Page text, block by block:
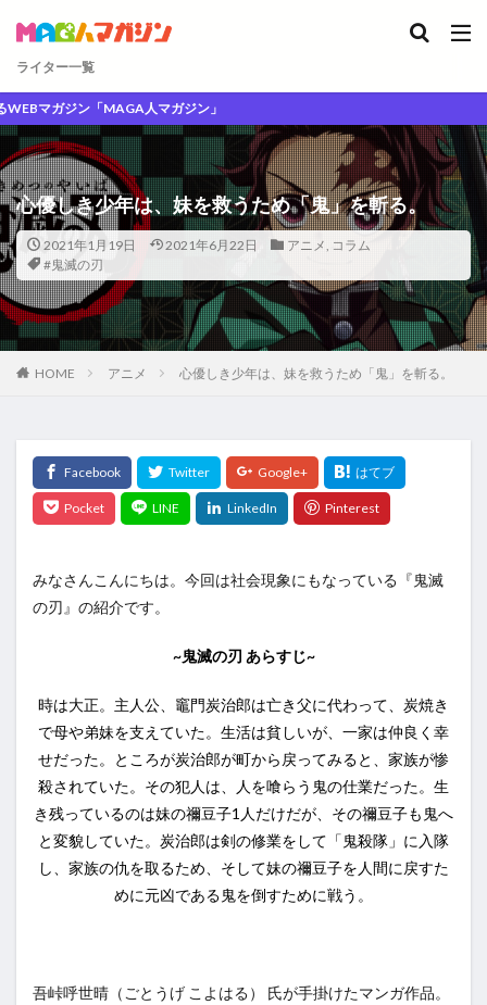
ライター一覧
ン「MAGA人マガジン」
心優しき少年は、妹を救うため「鬼」を斬る。
2021年1月19日 2021年6月22日 アニメ, コラム
#鬼滅の刃
HOME アニメ 心優しき少年は、妹を救うため「鬼」を斬る。
みなさんこんにちは。今回は社会現象にもなっている『鬼滅
の刃』の紹介です。
~鬼滅の刃 あらすじ~
時は大正。主人公、竈門炭治郎は亡き父に代わって、炭焼き
で母や弟妹を支えていた。生活は貧しいが、一家は仲良く幸
せだった。ところが炭治郎が町から戻ってみると、家族が惨
殺されていた。その犯人は、人を喰らう鬼の仕業だった。生
き残っているのは妹の禰豆子1人だけだが、その禰豆子も鬼へ
と変貌していた。炭治郎は剣の修業をして「鬼殺隊」に入隊
し、家族の仇を取るため、そして妹の禰豆子を人間に戻すた
めに元凶である鬼を倒すために戦う。
吾峠呼世晴（ごとうげ こよはる） 氏が手掛けたマンガ作品。